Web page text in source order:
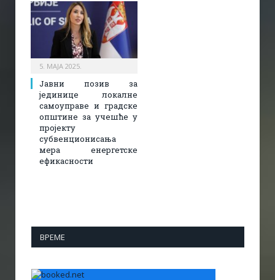
5. МАЈА 2025.
Јавни позив за
јединице локалне
самоуправе и градске
општине за учешће у
пројекту
субвенционисања
мера енергетске
ефикасности
ВРЕМЕ